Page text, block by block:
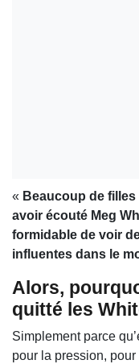
« Beaucoup de
avoir écouté Meg
formidable de voir
influentes dans le
Alors,
quitté les
Simplement parce
pour la pression,